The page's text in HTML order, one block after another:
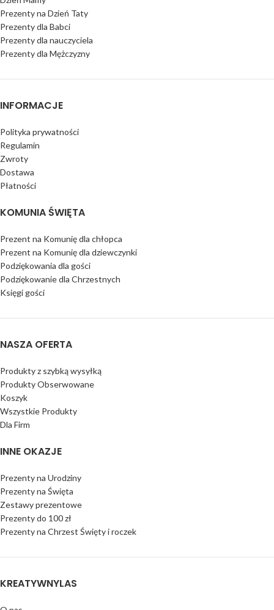
Prezenty na Dzień Taty
Prezenty dla Babci
Prezenty dla nauczyciela
Prezenty dla Mężczyzny
INFORMACJE
Polityka prywatności
Regulamin
Zwroty
Dostawa
Płatności
KOMUNIA ŚWIĘTA
Prezent na Komunię dla chłopca
Prezent na Komunię dla dziewczynki
Podziękowania dla gości
Podziękowanie dla Chrzestnych
Księgi gości
NASZA OFERTA
Produkty z szybką wysyłką
Produkty Obserwowane
Koszyk
Wszystkie Produkty
Dla Firm
INNE OKAZJE
Prezenty na Urodziny
Prezenty na Święta
Zestawy prezentowe
Prezenty do 100 zł
Prezenty na Chrzest Święty i roczek
KREATYWNYLAS